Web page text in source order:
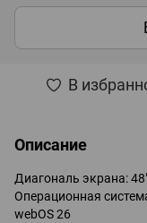
В
Описание
Диагональ экрана:
Операционная
webOS 26